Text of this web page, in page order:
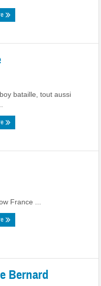
bataille, tout aussi
France ...
Bernard